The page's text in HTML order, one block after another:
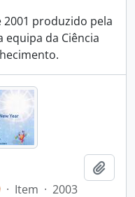
2001 produzido pela
equipa da Ciência
· Item · 2003